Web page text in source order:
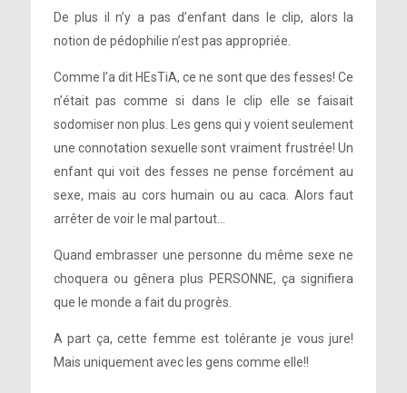
De plus il n’y a pas d’enfant dans le clip, alors la
notion de pédophilie n’est pas appropriée.
Comme l’a dit HEsTiA, ce ne sont que des fesses! Ce
n’était pas comme si dans le clip elle se faisait
sodomiser non plus. Les gens qui y voient seulement
une connotation sexuelle sont vraiment frustrée! Un
enfant qui voit des fesses ne pense forcément au
sexe, mais au cors humain ou au caca. Alors faut
arrêter de voir le mal partout…
Quand embrasser une personne du même sexe ne
choquera ou gênera plus PERSONNE, ça signifiera
que le monde a fait du progrès.
A part ça, cette femme est tolérante je vous jure!
Mais uniquement avec les gens comme elle!!